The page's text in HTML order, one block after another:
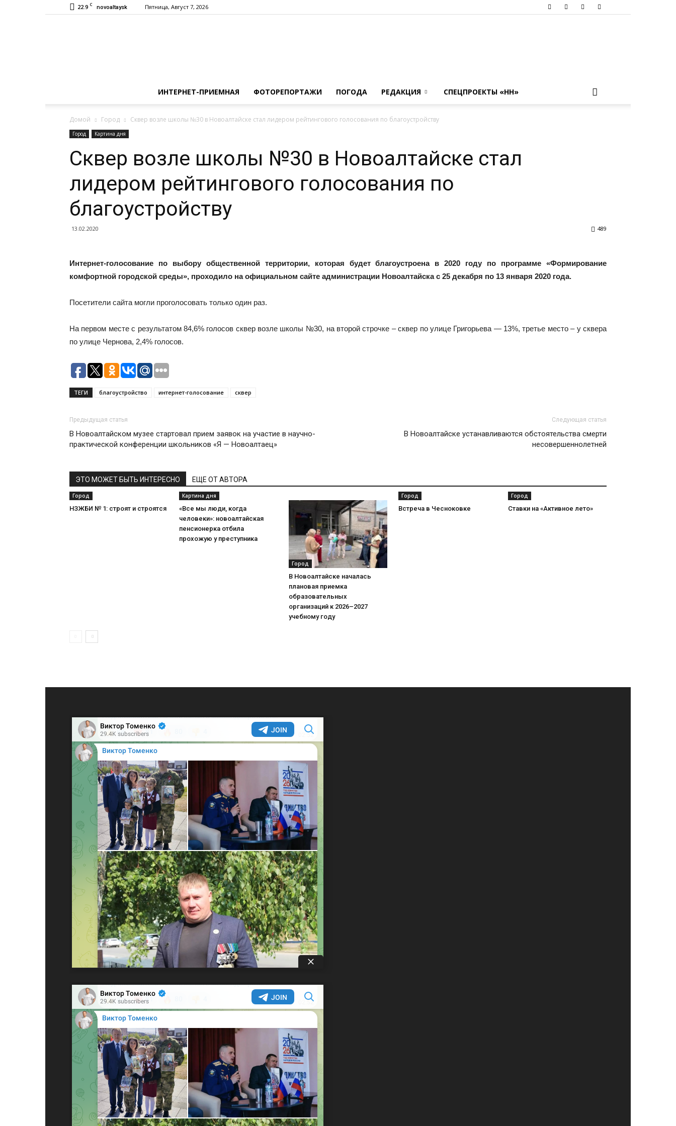
22.9 C novoaltaysk Пятница, Август 7, 2026
портал
ИНТЕРНЕТ-ПРИЕМНАЯ ФОТОРЕПОРТАЖИ ПОГОДА РЕДАКЦИЯ СПЕЦПРОЕКТЫ «НН»
Домой Город Сквер возле школы №30 в Новоалтайске стал лидером рейтингового голосования по благоустройству
Город Картина дня
Сквер возле школы №30 в Новоалтайске стал
лидером рейтингового голосования по
благоустройству
13.02.2020 489
Интернет-голосование по выбору общественной территории, которая будет благоустроена в 2020 году по программе «Формирование
комфортной городской среды», проходило на официальном сайте администрации Новоалтайска с 25 декабря по 13 января 2020 года.
Посетители сайта могли проголосовать только один раз.
На первом месте с результатом 84,6% голосов сквер возле школы №30, на второй строчке – сквер по улице Григорьева — 13%, третье место – у сквера
по улице Чернова, 2,4% голосов.
ТЕГИ благоустройство интернет-голосование сквер
Предыдущая статья
В Новоалтайском музее стартовал прием заявок на участие в научно-
практической конференции школьников «Я — Новоалтаец»
Следующая статья
В Новоалтайске устанавливаются обстоятельства смерти
несовершеннолетней
ЭТО МОЖЕТ БЫТЬ ИНТЕРЕСНО ЕЩЕ ОТ АВТОРА
Город
НЗЖБИ № 1: строят и строятся
Картина дня
«Все мы люди, когда
человеки»: новоалтайская
пенсионерка отбила
прохожую у преступника
Город
В Новоалтайске началась
плановая приемка
образовательных
организаций к 2026–2027
учебному году
Город
Встреча в Чесноковке
Город
Ставки на «Активное лето»